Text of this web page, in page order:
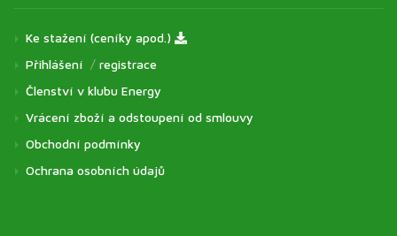
Ke stažení (ceníky apod.)
Přihlášení / registrace
Členství v klubu Energy
Vrácení zboží a odstoupení od smlouvy
Obchodní podmínky
Ochrana osobních údajů